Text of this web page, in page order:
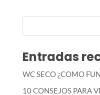
s
p
b
k
er
Entradas
WC SECO ¿COMO
10 CONSEJOS PARA